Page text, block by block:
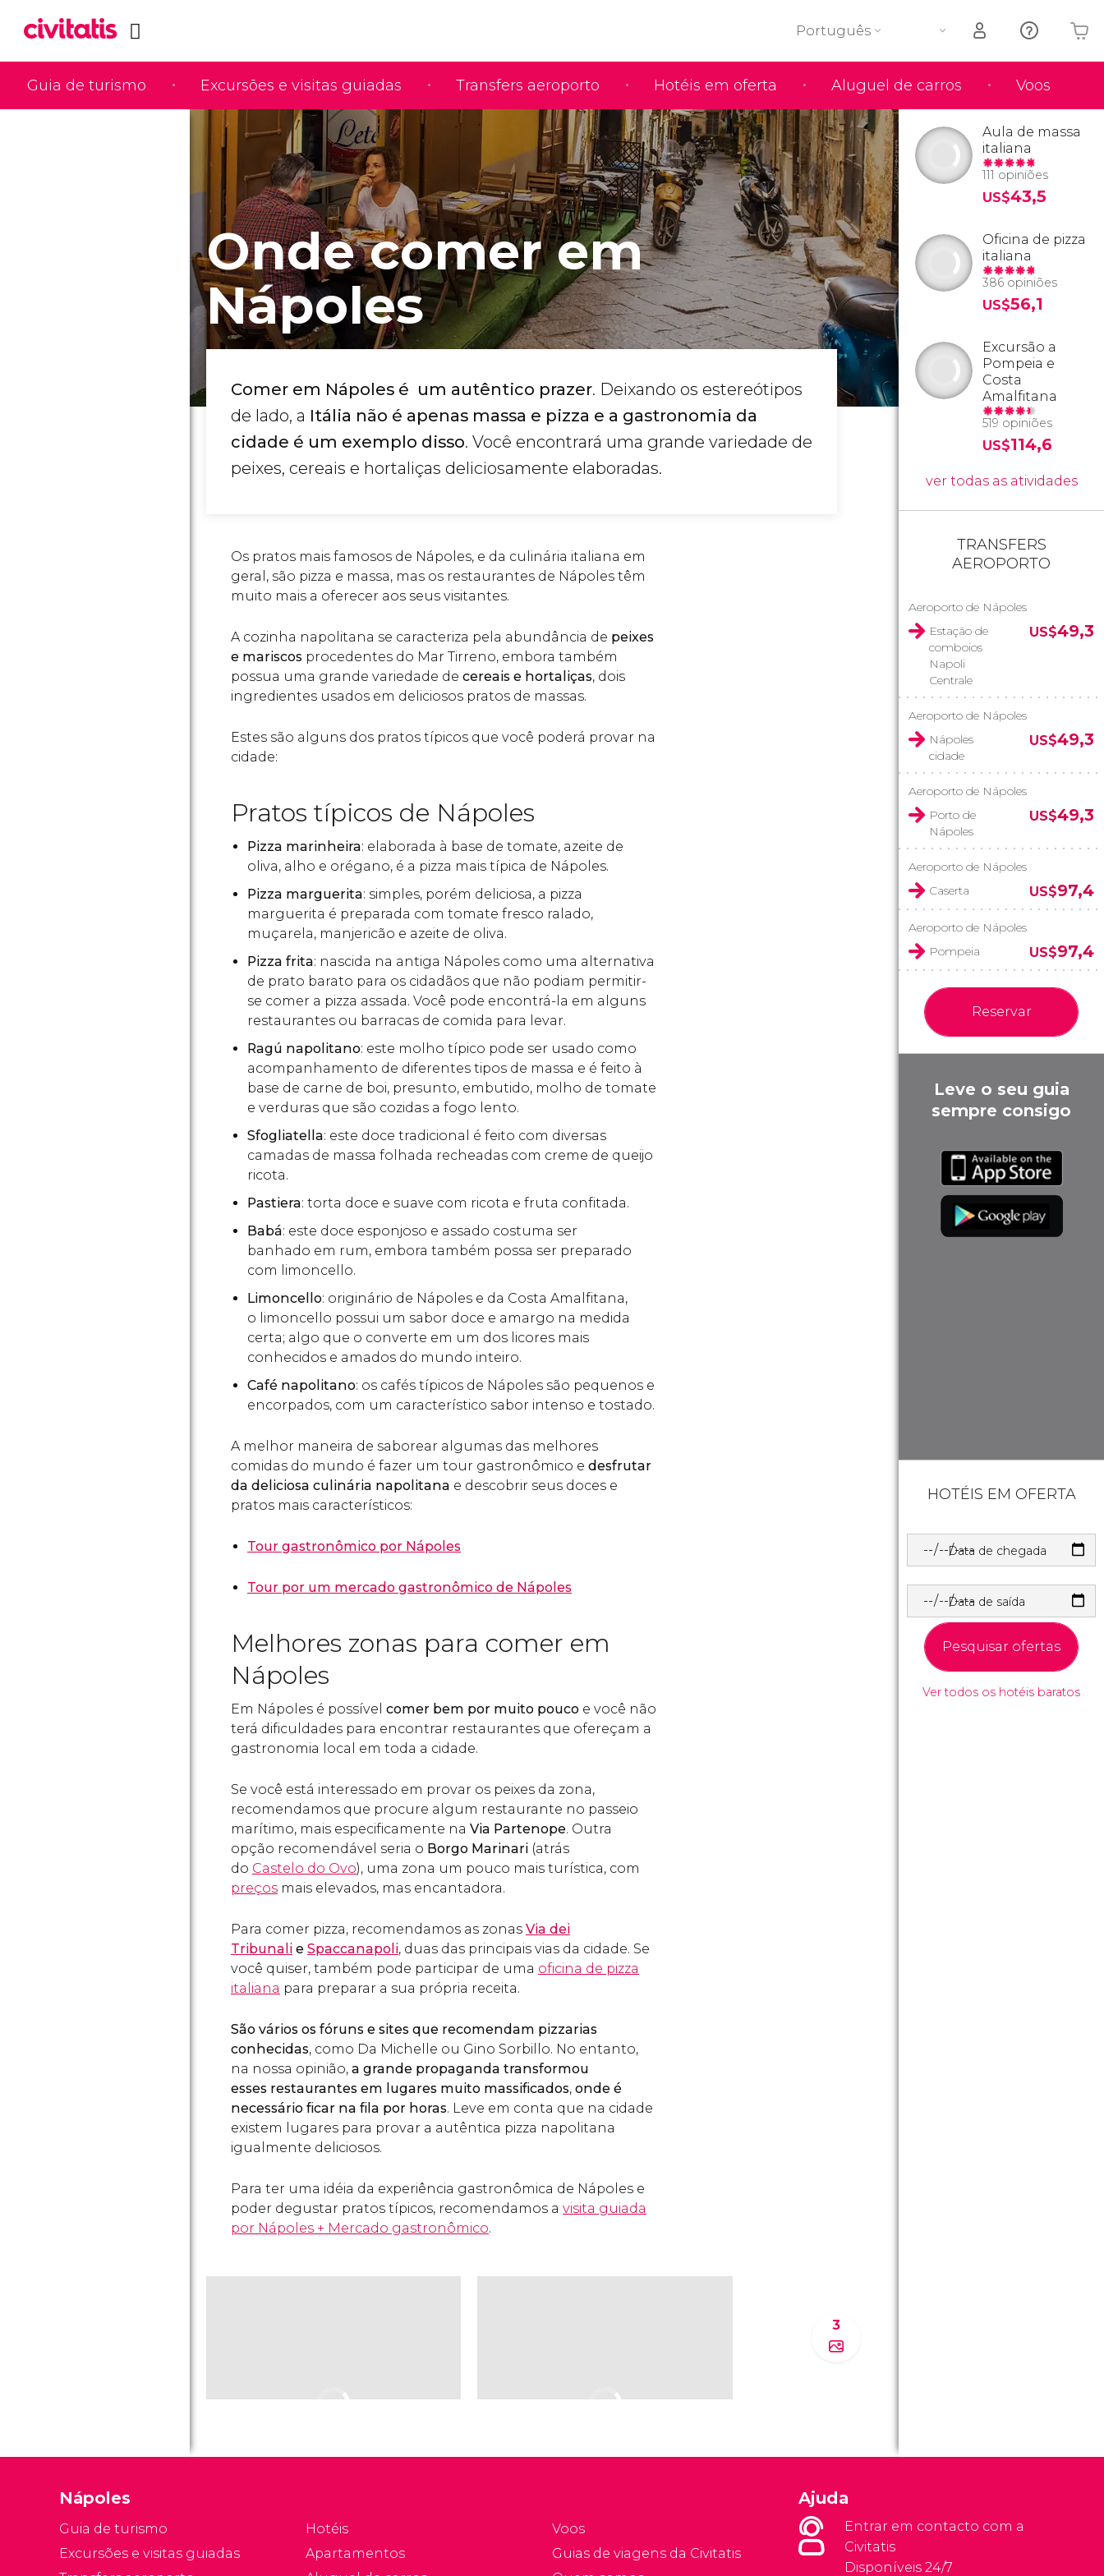
Guia de turismo Excursões e visitas guiadas Transfers aeroporto Hotéis em oferta Aluguel de carros Voos
Português
O seu carrinho está vazio
Onde comer em
Nápoles
Comer em Nápoles é um autêntico prazer. Deixando os estereótipos
de lado, a Itália não é apenas massa e pizza e a gastronomia da
cidade é um exemplo disso. Você encontrará uma grande variedade de
peixes, cereais e hortaliças deliciosamente elaboradas.
Os pratos mais famosos de Nápoles, e da culinária italiana em
geral, são pizza e massa, mas os restaurantes de Nápoles têm
muito mais a oferecer aos seus visitantes.
A cozinha napolitana se caracteriza pela abundância de peixes
e mariscos procedentes do Mar Tirreno, embora também
possua uma grande variedade de cereais e hortaliças, dois
ingredientes usados em deliciosos pratos de massas.
Estes são alguns dos pratos típicos que você poderá provar na
cidade:
Pratos típicos de Nápoles
Pizza marinheira: elaborada à base de tomate, azeite de
oliva, alho e orégano, é a pizza mais típica de Nápoles.
Pizza marguerita: simples, porém deliciosa, a pizza
marguerita é preparada com tomate fresco ralado,
muçarela, manjericão e azeite de oliva.
Pizza frita: nascida na antiga Nápoles como uma alternativa
de prato barato para os cidadãos que não podiam permitir-
se comer a pizza assada. Você pode encontrá-la em alguns
restaurantes ou barracas de comida para levar.
Ragú napolitano: este molho típico pode ser usado como
acompanhamento de diferentes tipos de massa e é feito à
base de carne de boi, presunto, embutido, molho de tomate
e verduras que são cozidas a fogo lento.
Sfogliatella: este doce tradicional é feito com diversas
camadas de massa folhada recheadas com creme de queijo
ricota.
Pastiera: torta doce e suave com ricota e fruta confitada.
Babá: este doce esponjoso e assado costuma ser
banhado em rum, embora também possa ser preparado
com limoncello.
Limoncello: originário de Nápoles e da Costa Amalfitana,
o limoncello possui um sabor doce e amargo na medida
certa; algo que o converte em um dos licores mais
conhecidos e amados do mundo inteiro.
Café napolitano: os cafés típicos de Nápoles são pequenos e
encorpados, com um característico sabor intenso e tostado.
A melhor maneira de saborear algumas das melhores
comidas do mundo é fazer um tour gastronômico e desfrutar
da deliciosa culinária napolitana e descobrir seus doces e
pratos mais característicos:
Tour gastronômico por Nápoles
Tour por um mercado gastronômico de Nápoles
Melhores zonas para comer em
Nápoles
Em Nápoles é possível comer bem por muito pouco e você não
terá dificuldades para encontrar restaurantes que ofereçam a
gastronomia local em toda a cidade.
Se você está interessado em provar os peixes da zona,
recomendamos que procure algum restaurante no passeio
marítimo, mais especificamente na Via Partenope. Outra
opção recomendável seria o Borgo Marinari (atrás
do Castelo do Ovo), uma zona um pouco mais turística, com
preços mais elevados, mas encantadora.
Para comer pizza, recomendamos as zonas Via dei
Tribunali e Spaccanapoli, duas das principais vias da cidade. Se
você quiser, também pode participar de uma oficina de pizza
italiana para preparar a sua própria receita.
São vários os fóruns e sites que recomendam pizzarias
conhecidas, como Da Michelle ou Gino Sorbillo. No entanto,
na nossa opinião, a grande propaganda transformou
esses restaurantes em lugares muito massificados, onde é
necessário ficar na fila por horas. Leve em conta que na cidade
existem lugares para provar a autêntica pizza napolitana
igualmente deliciosos.
Para ter uma idéia da experiência gastronômica de Nápoles e
poder degustar pratos típicos, recomendamos a visita guiada
por Nápoles + Mercado gastronômico.
3
Aula de massa
italiana
111 opiniões
US$43,5
Oficina de pizza
italiana
386 opiniões
US$56,1
Excursão a
Pompeia e
Costa
Amalfitana
519 opiniões
US$114,6
ver todas as atividades
TRANSFERS
AEROPORTO
Aeroporto de Nápoles
Estação de
comboios
Napoli
Centrale
US$49,3
Aeroporto de Nápoles
Nápoles
cidade
US$49,3
Aeroporto de Nápoles
Porto de
Nápoles
US$49,3
Aeroporto de Nápoles
Caserta
US$97,4
Aeroporto de Nápoles
Pompeia
US$97,4
Reservar
Leve o seu guia
sempre consigo
HOTÉIS EM OFERTA
Data de chegada
Data de saída
Pesquisar ofertas
Ver todos os hotéis baratos
Nápoles
Guia de turismo
Excursões e visitas guiadas
Hotéis
Apartamentos
Voos
Guias de viagens da Civitatis
Ajuda
Entrar em contacto com a
Civitatis
Disponíveis 24/7